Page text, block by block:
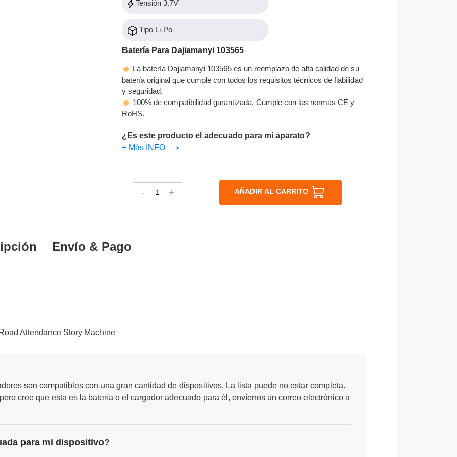
Tensión 3.7V
Tipo Li-Po
Batería Para Dajiamanyi 103565
La batería Dajiamanyi 103565 es un reemplazo de alta calidad de su
batería original que cumple con todos los requisitos técnicos de fiabilidad
y seguridad.
100% de compatibilidad garantizada. Cumple con las normas CE y
RoHS.
¿Es este producto el adecuado para mi aparato?
+ Más INFO ⟶
- + AÑADIR AL CARRITO
Envío & Pago
Attendance Story Machine
son compatibles con una gran cantidad de dispositivos. La lista puede no estar completa.
cree que esta es la batería o el cargador adecuado para él, envíenos un correo electrónico a
para mi dispositivo?